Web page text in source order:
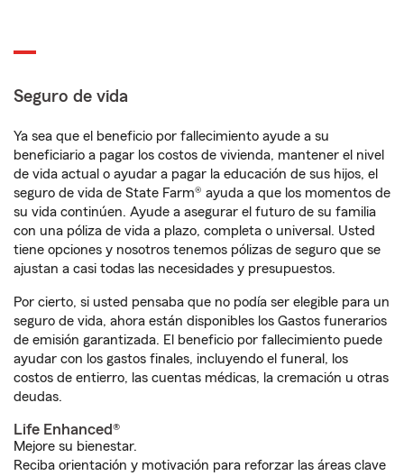
Seguro de vida
Ya sea que el beneficio por fallecimiento ayude a su
beneficiario a pagar los costos de vivienda, mantener el nivel
de vida actual o ayudar a pagar la educación de sus hijos, el
seguro de vida de State Farm® ayuda a que los momentos de
su vida continúen. Ayude a asegurar el futuro de su familia
con una póliza de vida a plazo, completa o universal. Usted
tiene opciones y nosotros tenemos pólizas de seguro que se
ajustan a casi todas las necesidades y presupuestos.
Por cierto, si usted pensaba que no podía ser elegible para un
seguro de vida, ahora están disponibles los Gastos funerarios
de emisión garantizada. El beneficio por fallecimiento puede
ayudar con los gastos finales, incluyendo el funeral, los
costos de entierro, las cuentas médicas, la cremación u otras
deudas.
Life Enhanced®
Mejore su bienestar.
Reciba orientación y motivación para reforzar las áreas clave